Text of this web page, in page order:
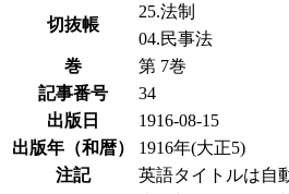
切抜帳
25.法制
04.民事法
巻
第 7巻
記事番号
34
出版日
1916-08-15
出版年（和暦）
1916年(大正5)
注記
英語タイトルは自